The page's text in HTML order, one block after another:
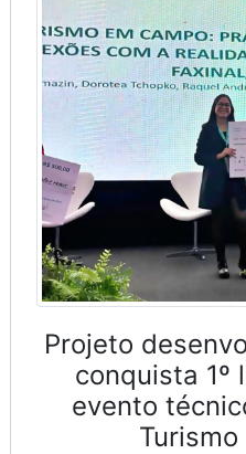
Projeto
conquista 1º
evento